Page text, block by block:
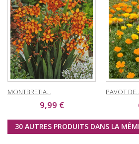
MONTBRETIA...
9,99 €
PAVOT
30 AUTRES PRODUITS DANS LA